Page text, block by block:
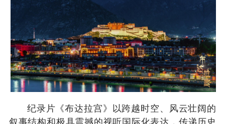
纪录片《布达拉宫》以跨越时空、风云壮阔的